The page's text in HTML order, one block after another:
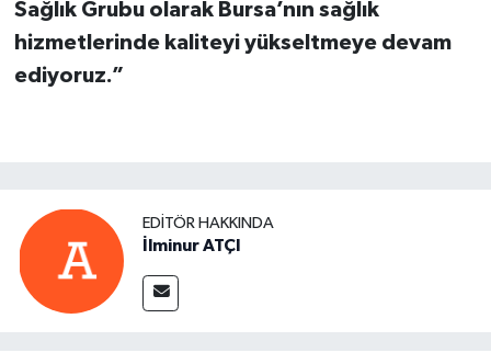
Sağlık Grubu olarak Bursa’nın sağlık
hizmetlerinde kaliteyi yükseltmeye devam
ediyoruz.”
EDITÖR HAKKINDA
İlminur ATÇI